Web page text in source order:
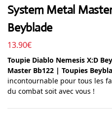
System Metal
Beyblade
13.90€
Toupie Diablo Nemesis X:D
Master Bb122 | Toupies
incontournable pour tous les
du combat soit avec vous !